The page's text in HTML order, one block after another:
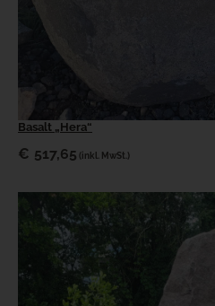
Basalt „Hera“
€ 517,65 (inkl. MwSt.)